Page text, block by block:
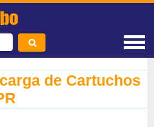
de Cartuchos